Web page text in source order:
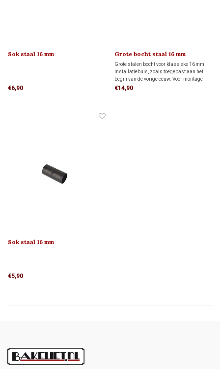
Sok staal 16 mm
€6,90
Grote bocht staal 16 mm
Grote stalen bocht voor klassieke 16 mm
installatiebuis, zoals toegepast aan het
begin van de vorige eeuw. Voor montage
aan een buis zijn twee sokken nodig, die
€14,90
Sok staal 16 mm
€5,90